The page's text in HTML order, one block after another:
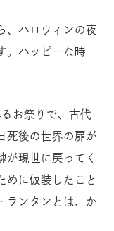
、ハロウィンの夜
。ハッピーな時
お祭りで、古代
死後の世界の扉が
が現世に戻ってく
めに仮装したこと
ランタンとは、か